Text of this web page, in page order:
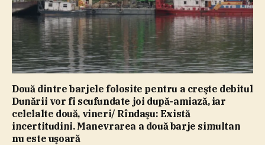
Două dintre barjele folosite pentru a creşte debitul
Dunării vor fi scufundate joi după-amiază, iar
celelalte două, vineri/ Rîndaşu: Există
incertitudini. Manevrarea a două barje simultan
nu este uşoară